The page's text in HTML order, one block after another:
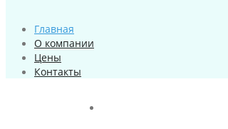
Главная
О компании
Цены
Контакты